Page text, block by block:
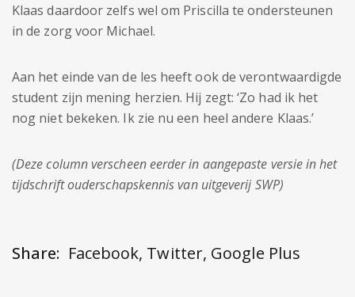
Klaas daardoor zelfs wel om Priscilla te ondersteunen
in de zorg voor Michael.
Aan het einde van de les heeft ook de verontwaardigde
student zijn mening herzien. Hij zegt: ‘Zo had ik het
nog niet bekeken. Ik zie nu een heel andere Klaas.’
(Deze column verscheen eerder in aangepaste versie in het
tijdschrift ouderschapskennis van uitgeverij SWP)
Share: Facebook, Twitter, Google Plus